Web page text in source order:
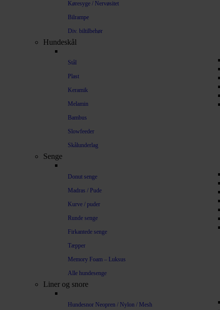
Køresyge / Nervøsitet
Bilrampe
Div. biltilbehør
Hundeskål
Stål
Plast
Keramik
Melamin
Bambus
Slowfeeder
Skålunderlag
Senge
Donut senge
Madras / Pude
Kurve / puder
Runde senge
Firkantede senge
Tæpper
Memory Foam – Luksus
Alle hundesenge
Liner og snore
Hundesnor Neopren / Nylon / Mesh